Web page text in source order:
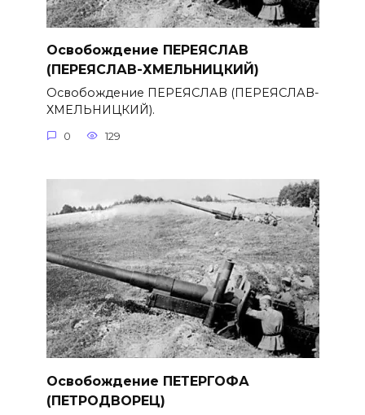
Освобождение ПЕРЕЯСЛАВ
(ПЕРЕЯСЛАВ-ХМЕЛЬНИЦКИЙ)
Освобождение ПЕРЕЯСЛАВ (ПЕРЕЯСЛАВ-
ХМЕЛЬНИЦКИЙ).
0 129
Освобождение ПЕТЕРГОФА
(ПЕТРОДВОРЕЦ)